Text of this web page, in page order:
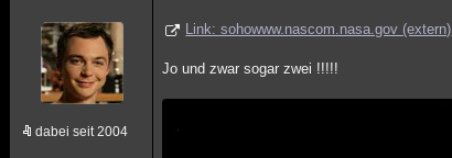
dabei seit 2004
Link: sohowww.nascom.nasa.gov (extern)
Jo und zwar sogar zwei !!!!!